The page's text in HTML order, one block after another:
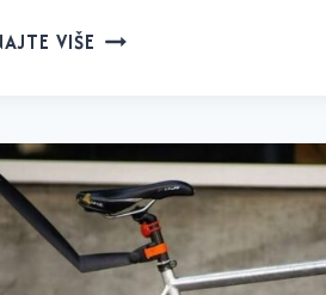
VIŠE EVO
KVALITETNE
KLIJENTE
I
POVEĆATI
ZARADU